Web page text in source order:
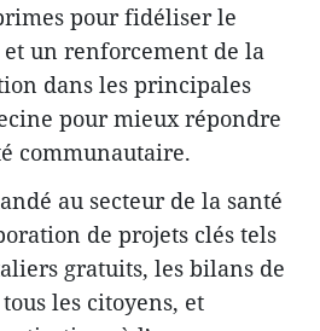
pour fidéliser le
un renforcement de la
dans les principales
pour mieux répondre
communautaire.
au secteur de la santé
de projets clés tels
gratuits, les bilans de
les citoyens, et